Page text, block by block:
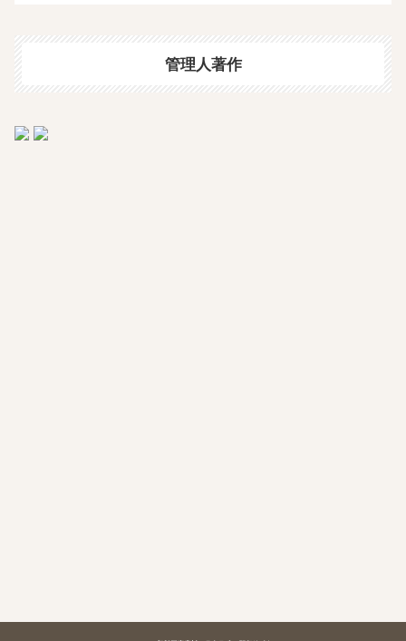
管理人著作